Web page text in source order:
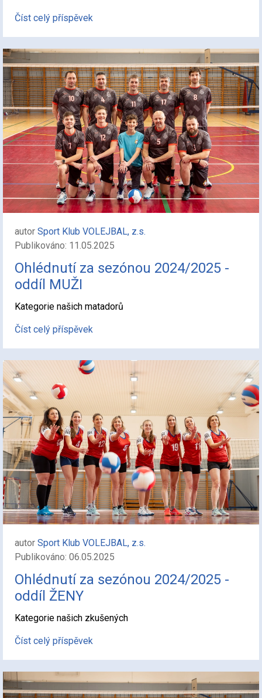
Číst celý příspěvek
autor Sport Klub VOLEJBAL, z.s.
Publikováno: 11.05.2025
Ohlédnutí za sezónou 2024/2025 -
oddíl MUŽI
Kategorie našich matadorů
Číst celý příspěvek
autor Sport Klub VOLEJBAL, z.s.
Publikováno: 06.05.2025
Ohlédnutí za sezónou 2024/2025 -
oddíl ŽENY
Kategorie našich zkušených
Číst celý příspěvek